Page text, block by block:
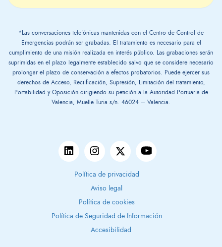
*Las conversaciones telefónicas mantenidas con el Centro de Control de
Emergencias podrán ser grabadas. El tratamiento es necesario para el
cumplimiento de una misión realizada en interés público. Las grabaciones serán
suprimidas en el plazo legalmente establecido salvo que se considere necesario
prolongar el plazo de conservación a efectos probatorios. Puede ejercer sus
derechos de Acceso, Rectificación, Supresión, Limitación del tratamiento,
Portabilidad y Oposición dirigiendo su petición a la Autoridad Portuaria de
Valencia, Muelle Turia s/n. 46024 – Valencia.
Política de privacidad
Aviso legal
Política de cookies
Política de Seguridad de Información
Accesibilidad